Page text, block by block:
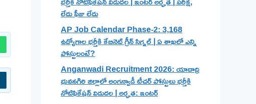
లేదు ఫీజు లేదు
AP Job Calendar Phase-2: 3,168
ఉద్యోగాల భర్తీకి కేబినెట్ గ్రీన్ సిగ్నల్ | ఏ శాఖలో ఎన్ని
పోస్టులంటే?
Anganwadi Recruitment 2026: యాదాద్రి
భువనగిరి జిల్లాలో అంగన్వాడీ టీచర్ పోస్టులు భర్తీకి
నోటిఫికేషన్ విడుదల | అర్హత: ఇంటర్